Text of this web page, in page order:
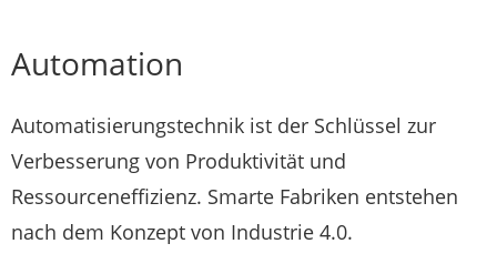
Automation
Automatisierungstechnik ist der Schlüssel zur
Verbesserung von Produktivität und
Ressourceneffizienz. Smarte Fabriken entstehen
nach dem Konzept von Industrie 4.0.